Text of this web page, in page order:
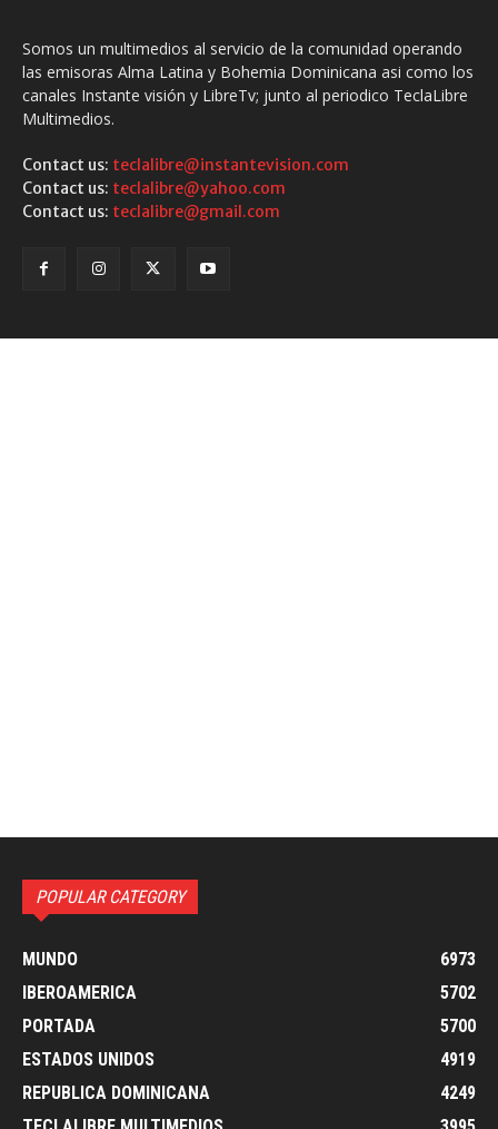
Somos un multimedios al servicio de la comunidad operando
las emisoras Alma Latina y Bohemia Dominicana asi como los
canales Instante visión y LibreTv; junto al periodico TeclaLibre
Multimedios.
Contact us: teclalibre@instantevision.com
Contact us: teclalibre@yahoo.com
Contact us: teclalibre@gmail.com
POPULAR CATEGORY
MUNDO
6973
IBEROAMERICA
5702
PORTADA
5700
ESTADOS UNIDOS
4919
REPUBLICA DOMINICANA
4249